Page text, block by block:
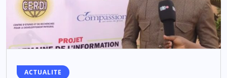
ACTUALITE